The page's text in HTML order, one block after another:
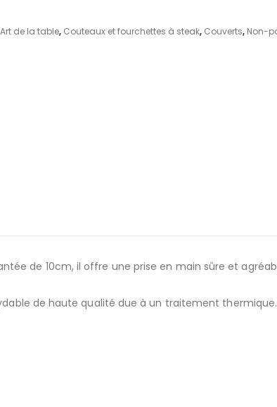
Art de la table, Couteaux et fourchettes à steak, Couverts, Non-
de 10cm, il offre une prise en main sûre et
de haute qualité due à un traitement